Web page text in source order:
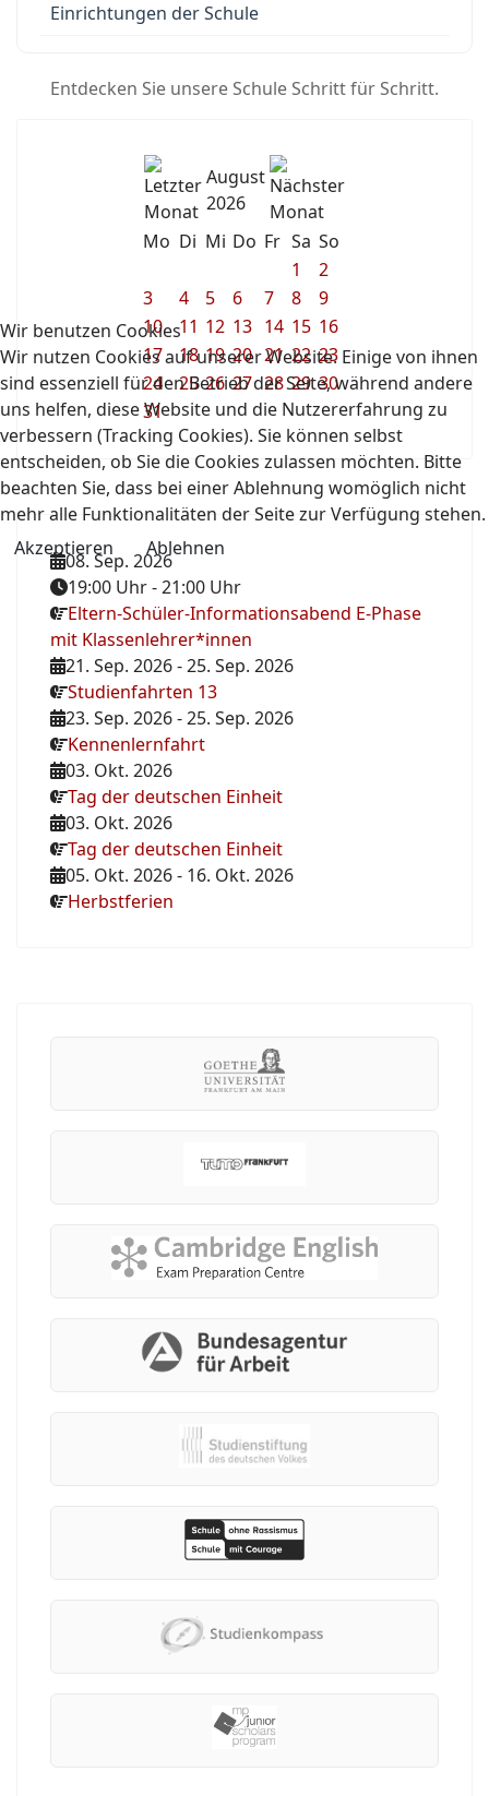
Einrichtungen der Schule
Entdecken Sie unsere Schule Schritt für Schritt.
August
2026
Mo Di Mi Do Fr Sa So
1
2
3
4 5 6 7 8
9
10
11 12 13 14 15 16
17
18 19 20 21 22 23
24
25 26 27 28 29 30
31
08. Sep. 2026
19:00 Uhr-21:00 Uhr
Eltern-Schüler-Informationsabend E-Phase
mit Klassenlehrer*innen
21. Sep. 2026-25. Sep. 2026
Studienfahrten 13
23. Sep. 2026-25. Sep. 2026
Kennenlernfahrt
03. Okt. 2026
Tag der deutschen Einheit
03. Okt. 2026
Tag der deutschen Einheit
05. Okt. 2026- 16. Okt. 2026
Herbstferien
Wir benutzen Cookies
Wir nutzen Cookies auf unserer Website. Einige von ihnen
sind essenziell für den Betrieb der Seite, während andere
uns helfen, diese Website und die Nutzererfahrung zu
verbessern (Tracking Cookies). Sie können selbst
entscheiden, ob Sie die Cookies zulassen möchten. Bitte
beachten Sie, dass bei einer Ablehnung womöglich nicht
mehr alle Funktionalitäten der Seite zur Verfügung stehen.
Akzeptieren
Ablehnen